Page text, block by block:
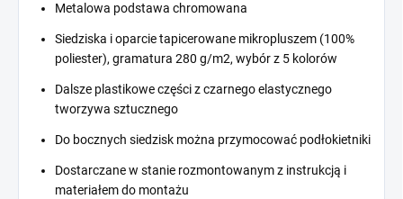
Metalowa podstawa chromowana
Siedziska i oparcie tapicerowane mikropluszem (100%
poliester), gramatura 280 g/m2, wybór z 5 kolorów
Dalsze plastikowe części z czarnego elastycznego
tworzywa sztucznego
Do bocznych siedzisk można przymocować podłokietniki
Dostarczane w stanie rozmontowanym z instrukcją i
materiałem do montażu